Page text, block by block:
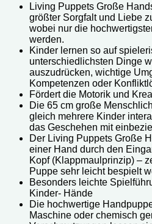
Living Puppets Große
größter Sorgfalt und Liebe
wobei nur die
werden.
Kinder lernen so auf
unterschiedlichsten Dinge
auszudrücken, wichtige
Kompetenzen oder
Fördert die Motorik und
Die 65 cm große
gleich mehrere Kinder
das Geschehen mit
Der Living Puppets Große
einer Hand durch den
Kopf (Klappmaulprinzip) –
Puppe sehr leicht bespielt
Besonders leichte
Kinder- Hände
Die hochwertige
Maschine oder chemisch